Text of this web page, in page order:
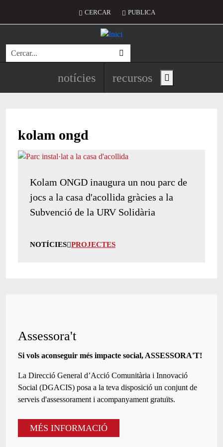
Menú del compte d'usuari
CERCAR PUBLICA
Cerca
Navegació principal de
notícies recursos Show main menu
kolam ongd
Kolam ONGD inaugura un nou parc de
jocs a la casa d'acollida gràcies a la
Subvenció de la URV Solidària
NOTÍCIES PROJECTES
Assessora't
Si vols aconseguir més impacte social, ASSESSORA'T!
La Direcció General d’Acció Comunitària i Innovació
Social (DGACIS) posa a la teva disposició un conjunt de
serveis d'assessorament i acompanyament gratuïts.
MÉS INFORMACIÓ